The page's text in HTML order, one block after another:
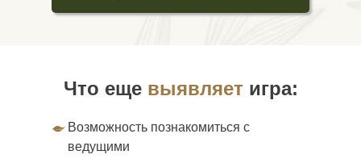
Что еще выявляет игра:
Возможность познакомиться с
ведущими